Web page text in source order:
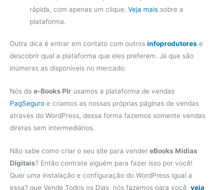
rápida, com apenas um clique.Veja mais sobre a
plataforma.
Outra dica é entrar em contato com outros infoprodutores e
descobrir qual a plataforma que eles preferem. Já que são
inúmeras as disponíveis no mercado.
Nós da e-Books Plr usamos a plataforma de vendas
PagSeguro e criamos as nossas próprias páginas de vendas
através do WordPress, dessa forma fazemos somente vendas
diretas sem intermediários.
Não sabe como criar o seu site para vender eBooks Mídias
Digitais? Então contrate alguém para fazer isso por você!
Quer uma instalação e configuração do WordPress igual a
essa? que Vende Todos os Dias, nós fazemos para você, veja